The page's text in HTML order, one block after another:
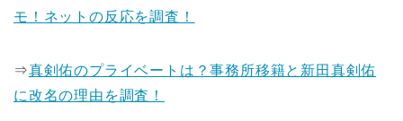
モ！ネットの反応を調査！
⇒真剣佑のプライベートは？事務所移籍と新田真剣佑
に改名の理由を調査！